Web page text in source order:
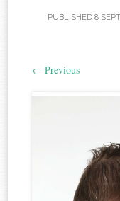
PUBLISHED 8
← Previous